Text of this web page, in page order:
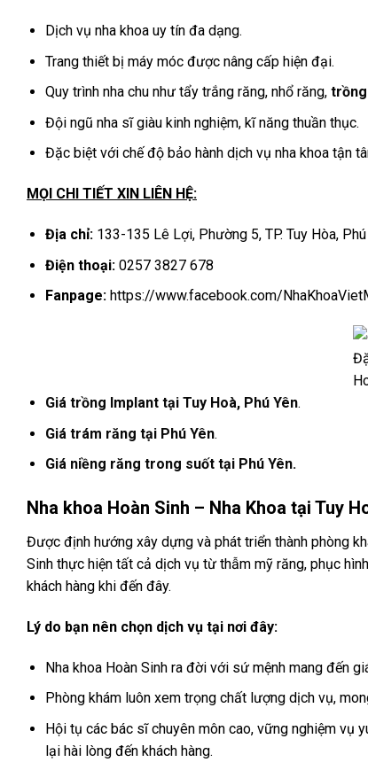
Dịch vụ nha khoa uy tín đa dạng.
Trang thiết bị máy móc được nâng cấp hiện đại.
Quy trình nha chu như tẩy trắng răng, nhổ răng, trồng
Đội ngũ nha sĩ giàu kinh nghiệm, kĩ năng thuần thục.
Đặc biệt với chế độ bảo hành dịch vụ nha khoa tận
MỌI CHI TIẾT XIN LIÊN HỆ:
Địa chỉ: 133-135 Lê Lợi, Phường 5, TP. Tuy Hòa, Phú
Điện thoại:0257 3827 678
Fanpage:https://www.facebook.com/
Giá trồng Implant tại Tuy Hoà, Phú Yên.
Giá trám răng tại Phú Yên.
Giá niềng răng trong suốt tại Phú Yên.
Nha khoa Hoàn Sinh – Nha Khoa tại Tuy
​Được định hướng xây dựng và phát triển thành phòng
Sinh thực hiện tất cả dịch vụ từ thẫm mỹ răng, phục
khách hàng khi đến đây.
Lý do bạn nên chọn dịch vụ tại nơi đây:
Nha khoa Hoàn Sinh ra đời với sứ mệnh mang đến
Phòng khám luôn xem trọng chất lượng dịch vụ,
Hội tụ các bác sĩ chuyên môn cao, vững nghiệm vụ
lại hài lòng đến khách hàng.